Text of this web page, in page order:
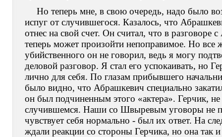
Но теперь мне, в свою очередь, надо было
испуг от случившегося. Казалось, что
отнес на свой счет. Он считал, что в разговоре
теперь может произойти непоправимое. Но все
убийственного он не говорил, ведь я могу
деловой разговор. Я стал его успокаивать, но
лично для себя. По глазам прибывшего
было видно, что Абрашкевич специально
он был подчиненным этого «актера». Герчик,
случившемся. Наши со Швыревым уговоры не
чувствует себя нормально - был их ответ. На
ждали реакции со стороны Герчика, но она так и